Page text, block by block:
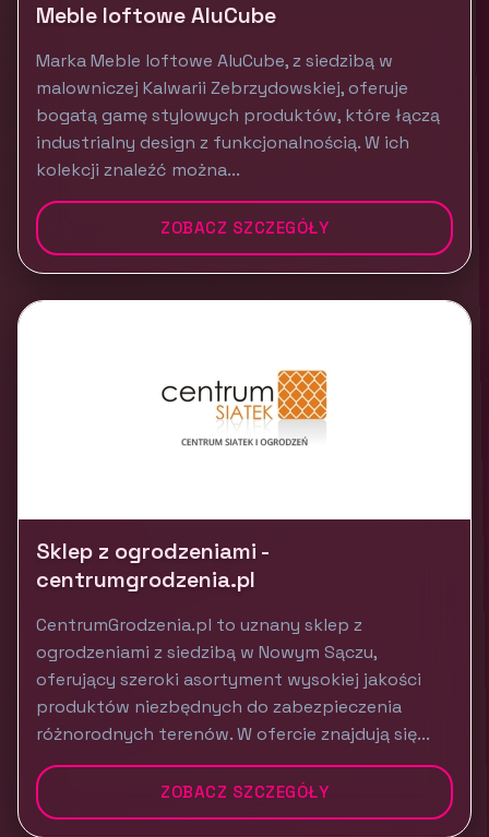
Meble loftowe AluCube
Marka Meble loftowe AluCube, z siedzibą w
malowniczej Kalwarii Zebrzydowskiej, oferuje
bogatą gamę stylowych produktów, które łączą
industrialny design z funkcjonalnością. W ich
kolekcji znaleźć można...
ZOBACZ SZCZEGÓŁY
Sklep z ogrodzeniami -
centrumgrodzenia.pl
CentrumGrodzenia.pl to uznany sklep z
ogrodzeniami z siedzibą w Nowym Sączu,
oferujący szeroki asortyment wysokiej jakości
produktów niezbędnych do zabezpieczenia
różnorodnych terenów. W ofercie znajdują się...
ZOBACZ SZCZEGÓŁY